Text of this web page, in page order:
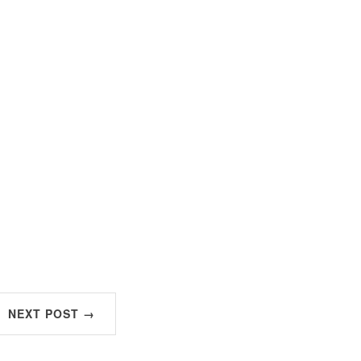
NEXT POST →